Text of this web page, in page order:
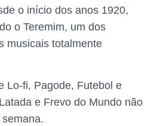
o início dos anos 1920,
o Teremim, um dos
musicais totalmente
Lo-fi, Pagode, Futebol e
e Frevo do Mundo não